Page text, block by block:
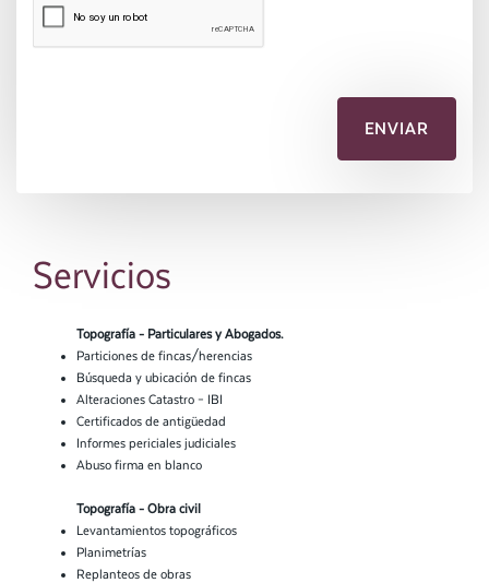
Servicios
Topografía - Particulares y Abogados.
Particiones de fincas/herencias
Búsqueda y ubicación de fincas
Alteraciones Catastro – IBI
Certificados de antigüedad
Informes periciales judiciales
Abuso firma en blanco
Topografía - Obra civil
Levantamientos topográficos
Planimetrías
Replanteos de obras